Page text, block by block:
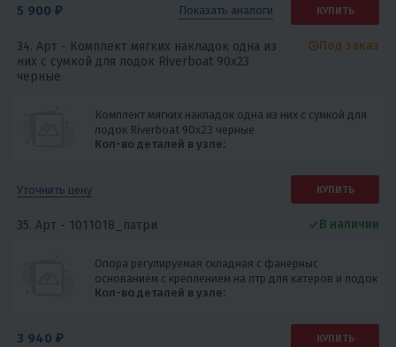
5 900 ₽ Показать аналоги КУПИТЬ
34. Арт - Комплект мягких накладок одна из
них с сумкой для лодок Riverboat 90х23
черные
Комплект мягких накладок одна из них с сумкой для
лодок Riverboat 90х23 черные
Кол-во деталей в узле:
Под заказ
Уточнить цену КУПИТЬ
35. Арт - 1011018_патри
Опора регулируемая складная с фанерныс
основанием с креплением на лтр для катеров и лодок
Кол-во деталей в узле:
В наличии
3 940 ₽ КУПИТЬ